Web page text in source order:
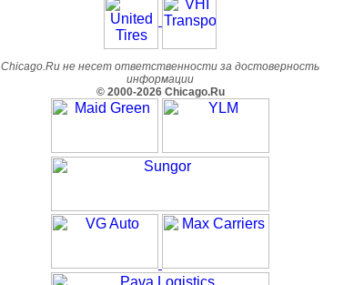
Chicago.Ru не несет ответственности за достоверность
информации
© 2000-2026 Chicago.Ru